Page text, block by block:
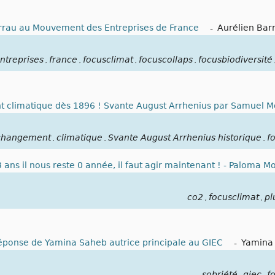
au Mouvement des Entreprises de France - Aurélien
, france , focusclimat , focuscollaps , focusbiodiversité
climatique dès 1896 ! Svante August Arrhenius par Samuel
climatique Svante August Arrhenius historique
ans il nous reste 0 année, il faut agir maintenant ! - Paloma
co2 focusclimat
de Yamina Saheb autrice principale au GIEC -